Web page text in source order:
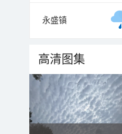
永盛镇
高清图集